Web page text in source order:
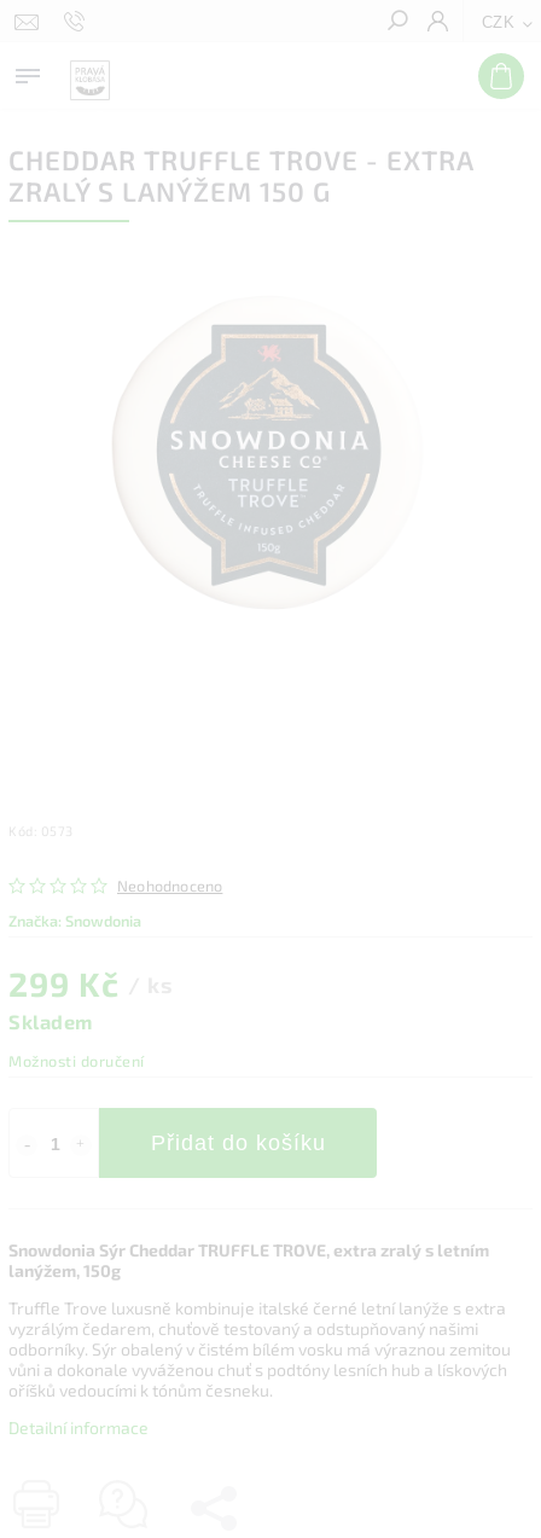
CZK
Hledat
CHEDDAR TRUFFLE TROVE - EXTRA
ZRALÝ S LANÝŽEM 150 G
Kód: 0573
Neohodnoceno
Značka: Snowdonia
299 Kč
Skladem
Možnosti doručení
Přidat do košíku
Snowdonia Sýr Cheddar TRUFFLE TROVE, extra zralý s letním
lanýžem, 150g
Truffle Trove luxusně kombinuje italské černé letní lanýže s extra
vyzrálým čedarem, chuťově testovaný a odstupňovaný našimi
odborníky. Sýr obalený v čistém bílém vosku má výraznou zemitou
vůni a dokonale vyváženou chuť s podtóny lesních hub a lískových
oříšků vedoucími k tónům česneku.
Detailní informace